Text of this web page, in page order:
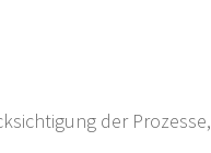
der Prozesse,